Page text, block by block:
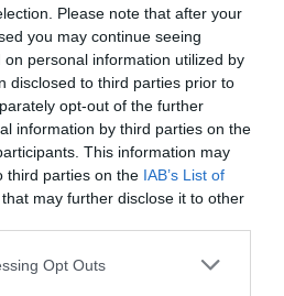
Please note that after your
you may continue seeing
personal information utilized by
disclosed to third parties prior to
opt-out of the further
information by third parties on the
This information may
third parties on the IAB’s List of
that may further disclose it to other
Opt Outs
Θυμήσου με